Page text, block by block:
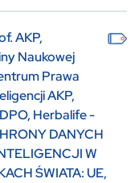
AKP,
Naukowej
Prawa
AKP,
Herbalife -
DANYCH
W
ŚWIATA: UE,